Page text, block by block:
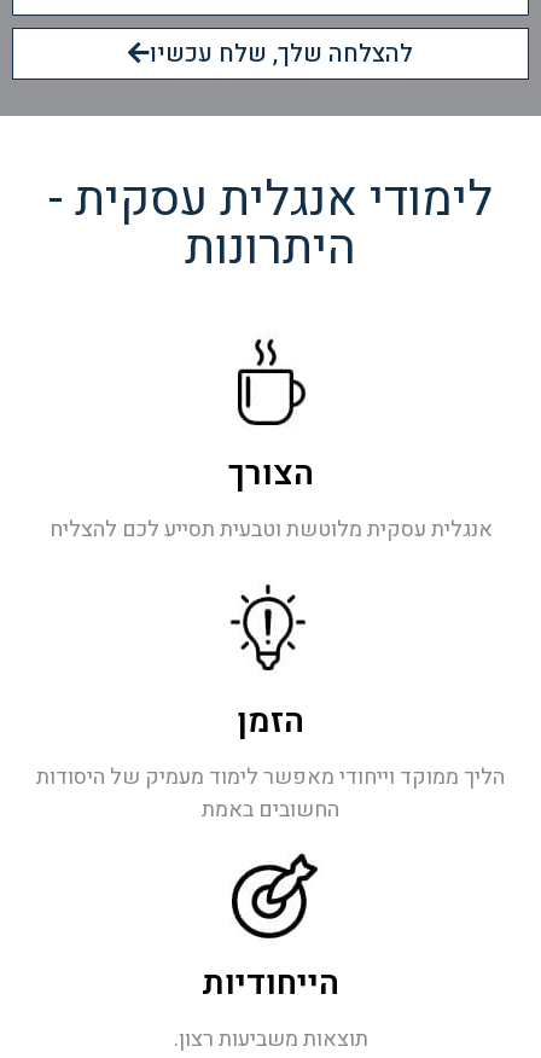
להצלחה שלך, שלח עכשיו
לימודי אנגלית עסקית -
היתרונות
הצורך
אנגלית עסקית מלוטשת וטבעית תסייע לכם להצליח
הזמן
הליך ממוקד וייחודי מאפשר לימוד מעמיק של היסודות
החשובים באמת
הייחודיות
תוצאות משביעות רצון.